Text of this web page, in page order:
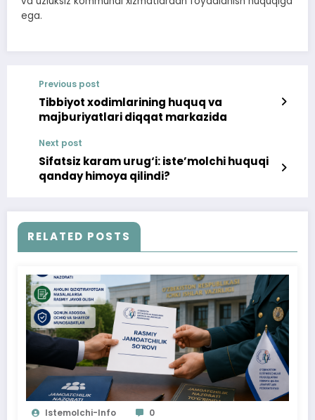
ega.
Previous post
Tibbiyot xodimlarining huquq va
majburiyatlari diqqat markazida
Next post
Sifatsiz karam urug‘i: iste’molchi huquqi
qanday himoya qilindi?
RELATED POSTS
Istemolchi-Info 0